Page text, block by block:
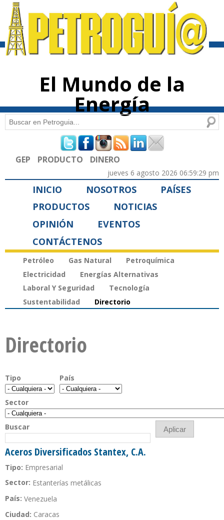
contenido
El Mundo de la
Energía
Formulario de búsqueda
Buscar
GEP PRODUCTO DINERO
jueves 6 agosto 2026 06:59:29 pm
INICIO NOSOTROS
PAÍSES
PRODUCTOS
NOTICIAS
OPINIÓN
EVENTOS
CONTÁCTENOS
Petróleo Gas Natural
Petroquímica
Electricidad
Energías Alternativas
Laboral Y Seguridad
Tecnología
Sustentabilidad
Directorio
Directorio
Tipo País
Sector
Buscar
Aceros Diversificados Stantex, C.A.
Tipo: Empresarial
Sector: Estanterías metálicas
País: Venezuela
Ciudad: Caracas